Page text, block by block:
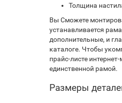
Толщина
Вы Сможете
устанавливается
дополнительные, и
каталоге. Чтобы
прайс-листе
единственной рамой.
Размеры